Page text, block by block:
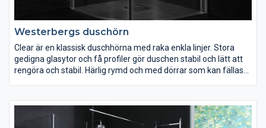
Westerbergs duschörn
Clear är en klassisk duschhörna med raka enkla linjer. Stora
gedigna glasytor och få profiler gör duschen stabil och lätt att
rengöra och stabil. Härlig rymd och med dörrar som kan fällas